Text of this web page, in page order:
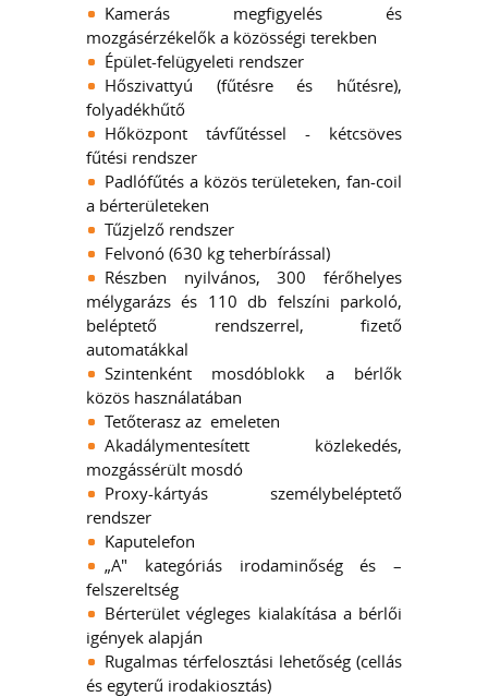
Kamerás megfigyelés és
mozgásérzékelők a közösségi terekben
Épület-felügyeleti rendszer
Hőszivattyú (fűtésre és hűtésre),
folyadékhűtő
Hőközpont távfűtéssel - kétcsöves
fűtési rendszer
Padlófűtés a közös területeken, fan-coil
a bérterületeken
Tűzjelző rendszer
Felvonó (630 kg teherbírással)
Részben nyilvános, 300 férőhelyes
mélygarázs és 110 db felszíni parkoló,
beléptető rendszerrel, fizető
automatákkal
Szintenként mosdóblokk a bérlők
közös használatában
Tetőterasz az emeleten
Akadálymentesített közlekedés,
mozgássérült mosdó
Proxy-kártyás személybeléptető
rendszer
Kaputelefon
„A" kategóriás irodaminőség és –
felszereltség
Bérterület végleges kialakítása a bérlői
igények alapján
Rugalmas térfelosztási lehetőség (cellás
és egyterű irodakiosztás)